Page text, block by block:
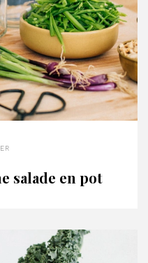
salade en pot